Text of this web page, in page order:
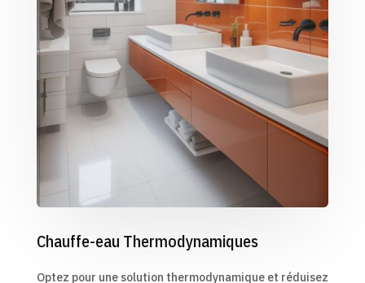
Chauffe-eau Thermodynamiques
Optez pour une solution thermodynamique et réduisez